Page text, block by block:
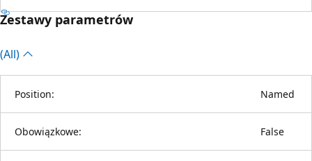
Zestawy parametrów
(All)
Position: Named
Obowiązkowe: False